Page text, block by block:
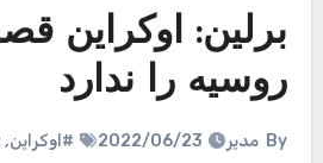
برلین: اوکراین
روسیه را ندارد
By مدیر 2022/06/23 #اوکراین,